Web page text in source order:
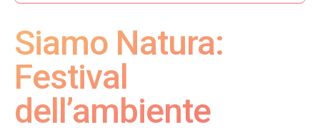
Siamo Natura:
Festival
dell’ambiente